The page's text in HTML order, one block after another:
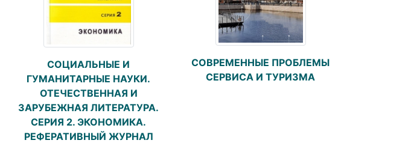
СОЦИАЛЬНЫЕ И
ГУМАНИТАРНЫЕ НАУКИ.
ОТЕЧЕСТВЕННАЯ И
ЗАРУБЕЖНАЯ ЛИТЕРАТУРА.
СЕРИЯ 2. ЭКОНОМИКА.
РЕФЕРАТИВНЫЙ ЖУРНАЛ
СОВРЕМЕННЫЕ ПРОБЛЕМЫ
СЕРВИСА И ТУРИЗМА